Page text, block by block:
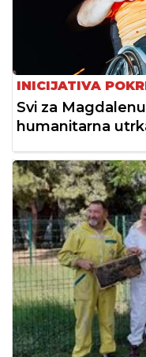
INICIJATIVA
Svi za
humanitarna